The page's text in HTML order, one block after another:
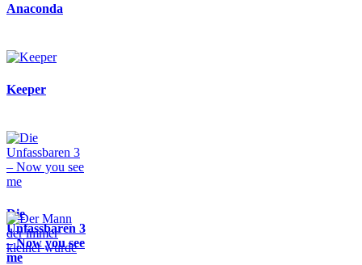
Anaconda
Keeper
Die
Unfassbaren 3
– Now you see
me